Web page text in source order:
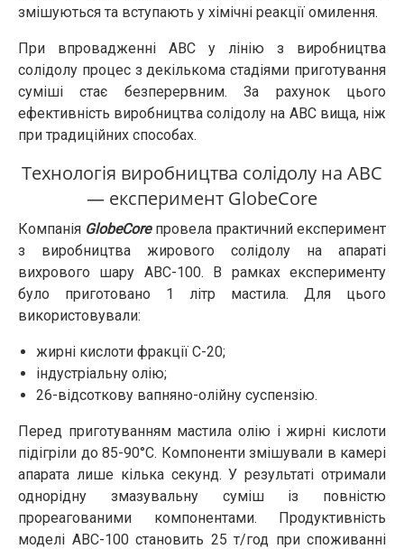
змішуються та вступають у хімічні реакції омилення.
При впровадженні АВС у лінію з виробництва
солідолу процес з декількома стадіями приготування
суміші стає безперервним. За рахунок цього
ефективність виробництва солідолу на АВС вища, ніж
при традиційних способах.
Технологія виробництва солідолу на АВС
— експеримент GlobeCore
Компанія GlobeCoreпровела практичний експеримент
з виробництва жирового солідолу на апараті
вихрового шару АВС-100. В рамках експерименту
було приготовано 1 літр мастила. Для цього
використовували:
жирні кислоти фракції C-20;
індустріальну олію;
26-відсоткову вапняно-олійну суспензію.
Перед приготуванням мастила олію і жирні кислоти
підігріли до 85-90°C. Компоненти змішували в камері
апарата лише кілька секунд. У результаті отримали
однорідну змазувальну суміш із повністю
прореагованими компонентами. Продуктивність
моделі АВС-100 становить 25 т/год при споживанні